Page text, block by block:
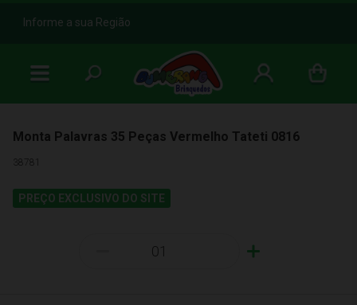
b
Informe a sua Região
Monta Palavras 35 Peças Vermelho Tateti 0816
38781
PREÇO EXCLUSIVO DO SITE
+